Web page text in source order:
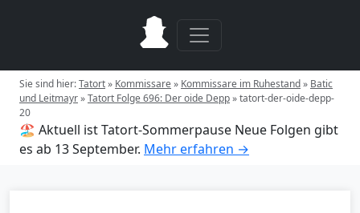
Sie sind hier:Tatort» Kommissare» Kommissare im Ruhestand» Batic
und Leitmayr»Tatort Folge 696: Der oide Depp»tatort-der-oide-depp-
20
🏖️ Aktuell ist Tatort-Sommerpause Neue Folgen gibt
es ab 13 September. Mehr erfahren →